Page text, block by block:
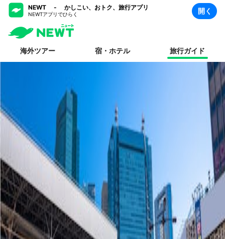
NEWT - かしこい、おトク、旅行アプリ
NEWTアプリでひらく 開く
海外ツアー 宿・ホテル 旅行ガイド